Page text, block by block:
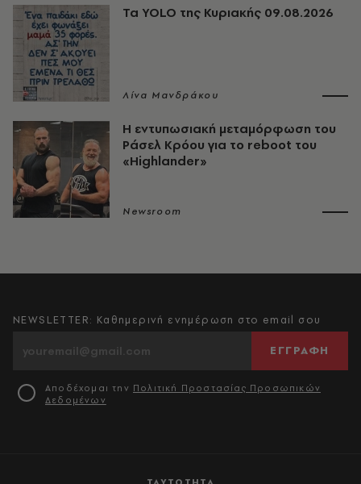
Τα YOLO της Κυριακής 09.08.2026
Λίνα Μανδράκου
Η εντυπωσιακή μεταμόρφωση του
Ράσελ Κρόου για το reboot του
«Highlander»
Newsroom
NEWSLETTER: Καθημερινή ενημέρωση στο email σου
ΕΓΓΡΑΦΗ
Αποδέχομαι την Πολιτική Προστασίας Προσωπικών
Δεδομένων